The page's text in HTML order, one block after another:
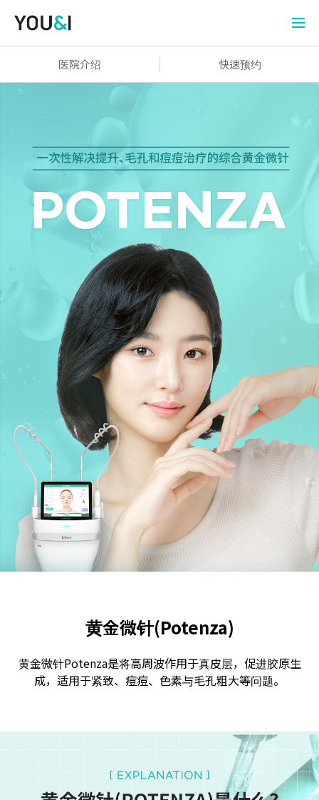
医院介绍 快速预约
黄金微针(Potenza)
黄金微针Potenza是将高周波作用于真皮层，促进胶原生
成，适用于紧致、痘痘、色素与毛孔粗大等问题。